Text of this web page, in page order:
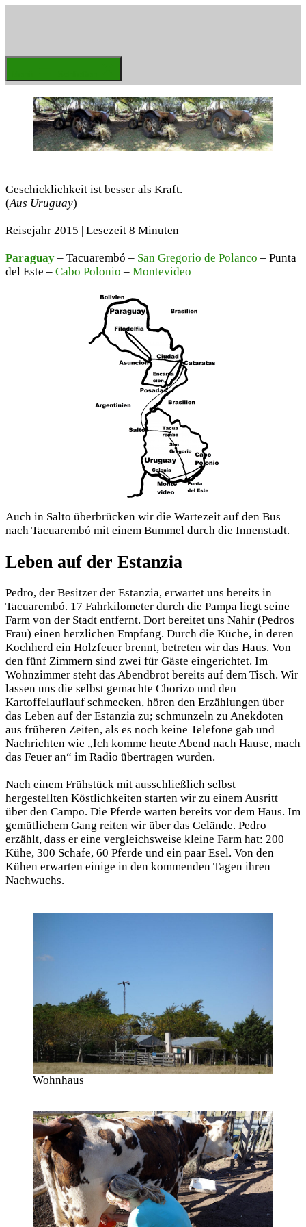
Weltenbummler
Geschicklichkeit ist besser als Kraft.
(Aus Uruguay)
Reisejahr 2015 | Lesezeit 8 Minuten
Paraguay – Tacuarembó – San Gregorio de Polanco – Punta
del Este – Cabo Polonio – Montevideo
Auch in Salto überbrücken wir die Wartezeit auf den Bus
nach Tacuarembó mit einem Bummel durch die Innenstadt.
Leben auf der Estanzia
Pedro, der Besitzer der Estanzia, erwartet uns bereits in
Tacuarembó. 17 Fahrkilometer durch die Pampa liegt seine
Farm von der Stadt entfernt. Dort bereitet uns Nahir (Pedros
Frau) einen herzlichen Empfang. Durch die Küche, in deren
Kochherd ein Holzfeuer brennt, betreten wir das Haus. Von
den fünf Zimmern sind zwei für Gäste eingerichtet. Im
Wohnzimmer steht das Abendbrot bereits auf dem Tisch. Wir
lassen uns die selbst gemachte Chorizo und den
Kartoffelauflauf schmecken, hören den Erzählungen über
das Leben auf der Estanzia zu; schmunzeln zu Anekdoten
aus früheren Zeiten, als es noch keine Telefone gab und
Nachrichten wie „Ich komme heute Abend nach Hause, mach
das Feuer an“ im Radio übertragen wurden.
Nach einem Frühstück mit ausschließlich selbst
hergestellten Köstlichkeiten starten wir zu einem Ausritt
über den Campo. Die Pferde warten bereits vor dem Haus. Im
gemütlichem Gang reiten wir über das Gelände. Pedro
erzählt, dass er eine vergleichsweise kleine Farm hat: 200
Kühe, 300 Schafe, 60 Pferde und ein paar Esel. Von den
Kühen erwarten einige in den kommenden Tagen ihren
Nachwuchs.
Wohnhaus